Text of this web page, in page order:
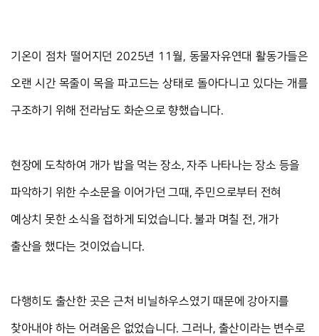
기온이 점차 떨어지던 2025년 11월, 동물자유연대 활동가들은
오랜 시간 목줄이 목을 파고드는 상태로 돌아다니고 있다는 개를
구조하기 위해 전라남도 화순으로 향했습니다.
현장에 도착하여 개가 밥을 먹는 장소, 자주 나타나는 장소 등을
파악하기 위한 수소문을 이어가던 그때, 주민으로부터 전혀
예상치 못한 소식을 접하게 되었습니다. 불과 며칠 전, 개가
출산을 했다는 것이었습니다.
다행히도 출산한 곳은 근처 비닐하우스였기 때문에 강아지를
찾아내야 하는 어려움은 없었습니다. 그러나, 출산이라는 변수로